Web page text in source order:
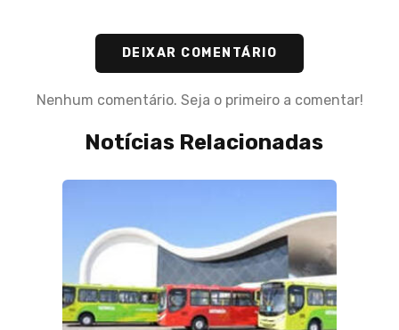
DEIXAR COMENTÁRIO
Nenhum comentário. Seja o primeiro a comentar!
Notícias Relacionadas